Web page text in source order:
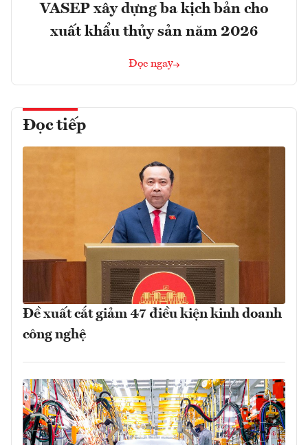
VASEP xây dựng ba kịch bản cho
xuất khẩu thủy sản năm 2026
Đọc ngay
Đọc tiếp
Đề xuất cắt giảm 47 điều kiện kinh doanh
công nghệ